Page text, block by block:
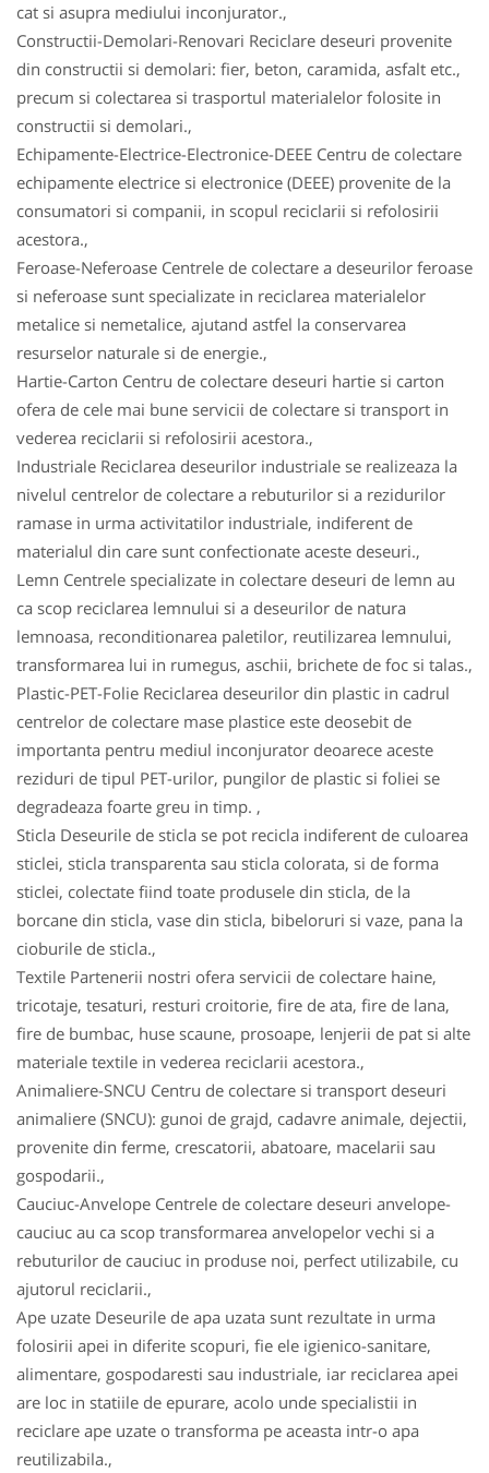
cat si asupra mediului inconjurator.,
Constructii-Demolari-Renovari Reciclare deseuri provenite
din constructii si demolari: fier, beton, caramida, asfalt etc.,
precum si colectarea si trasportul materialelor folosite in
constructii si demolari.,
Echipamente-Electrice-Electronice-DEEE Centru de colectare
echipamente electrice si electronice (DEEE) provenite de la
consumatori si companii, in scopul reciclarii si refolosirii
acestora.,
Feroase-Neferoase Centrele de colectare a deseurilor feroase
si neferoase sunt specializate in reciclarea materialelor
metalice si nemetalice, ajutand astfel la conservarea
resurselor naturale si de energie.,
Hartie-Carton Centru de colectare deseuri hartie si carton
ofera de cele mai bune servicii de colectare si transport in
vederea reciclarii si refolosirii acestora.,
Industriale Reciclarea deseurilor industriale se realizeaza la
nivelul centrelor de colectare a rebuturilor si a rezidurilor
ramase in urma activitatilor industriale, indiferent de
materialul din care sunt confectionate aceste deseuri.,
Lemn Centrele specializate in colectare deseuri de lemn au
ca scop reciclarea lemnului si a deseurilor de natura
lemnoasa, reconditionarea paletilor, reutilizarea lemnului,
transformarea lui in rumegus, aschii, brichete de foc si talas.,
Plastic-PET-Folie Reciclarea deseurilor din plastic in cadrul
centrelor de colectare mase plastice este deosebit de
importanta pentru mediul inconjurator deoarece aceste
reziduri de tipul PET-urilor, pungilor de plastic si foliei se
degradeaza foarte greu in timp. ,
Sticla Deseurile de sticla se pot recicla indiferent de culoarea
sticlei, sticla transparenta sau sticla colorata, si de forma
sticlei, colectate fiind toate produsele din sticla, de la
borcane din sticla, vase din sticla, bibeloruri si vaze, pana la
cioburile de sticla.,
Textile Partenerii nostri ofera servicii de colectare haine,
tricotaje, tesaturi, resturi croitorie, fire de ata, fire de lana,
fire de bumbac, huse scaune, prosoape, lenjerii de pat si alte
materiale textile in vederea reciclarii acestora.,
Animaliere-SNCU Centru de colectare si transport deseuri
animaliere (SNCU): gunoi de grajd, cadavre animale, dejectii,
provenite din ferme, crescatorii, abatoare, macelarii sau
gospodarii.,
Cauciuc-Anvelope Centrele de colectare deseuri anvelope-
cauciuc au ca scop transformarea anvelopelor vechi si a
rebuturilor de cauciuc in produse noi, perfect utilizabile, cu
ajutorul reciclarii.,
Ape uzate Deseurile de apa uzata sunt rezultate in urma
folosirii apei in diferite scopuri, fie ele igienico-sanitare,
alimentare, gospodaresti sau industriale, iar reciclarea apei
are loc in statiile de epurare, acolo unde specialistii in
reciclare ape uzate o transforma pe aceasta intr-o apa
reutilizabila.,